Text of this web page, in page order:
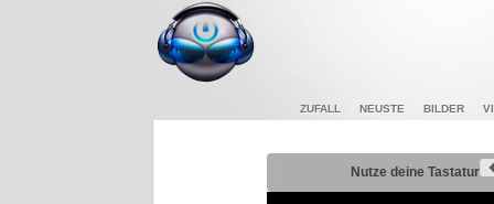
ZUFALL NEUSTE BILDER
Nutze deine Tastatur